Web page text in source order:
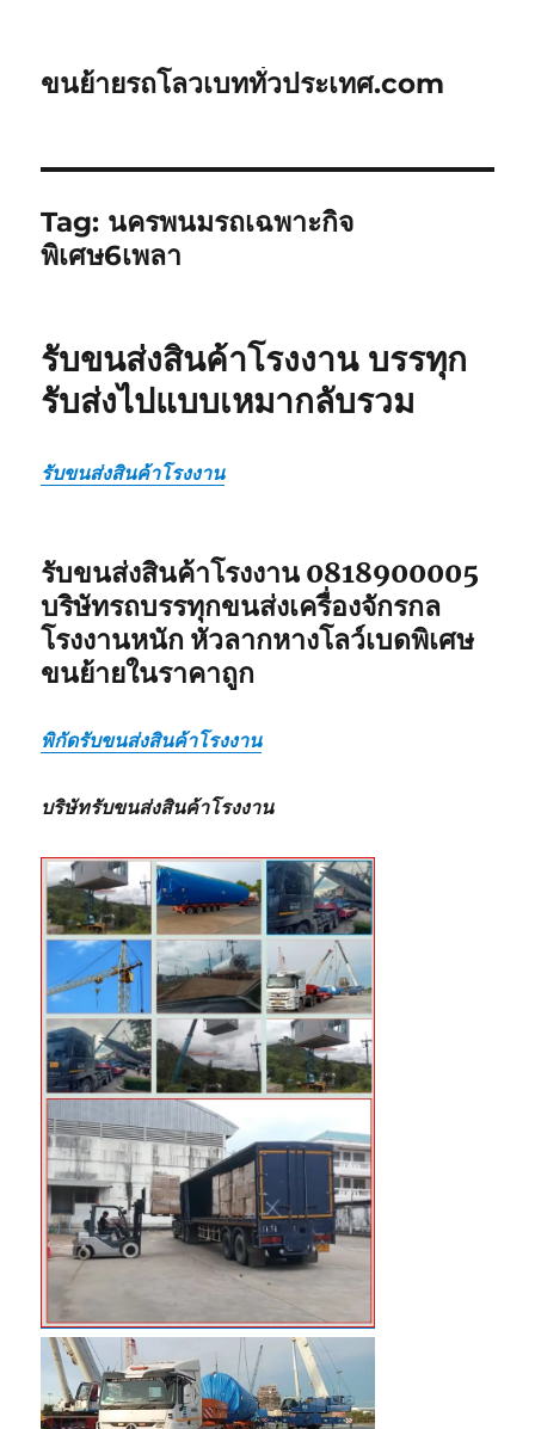
ขนย้ายรถโลวเบททั่วประเทศ.com
Tag: นครพนมรถเฉพาะกิจ
พิเศษ6เพลา
รับขนส่งสินค้าโรงงาน บรรทุก
รับส่งไปแบบเหมากลับรวม
รับขนส่งสินค้าโรงงาน
รับขนส่งสินค้าโรงงาน 0818900005
บริษัทรถบรรทุกขนส่งเครื่องจักรกล
โรงงานหนัก หัวลากหางโลว์เบดพิเศษ
ขนย้ายในราคาถูก
พิกัดรับขนส่งสินค้าโรงงาน
บริษัทรับขนส่งสินค้าโรงงาน